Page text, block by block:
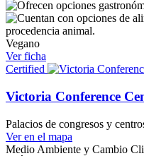
Vegano
Ver ficha
Certified
Victoria Conference
Palacios de congresos y
Ver en el mapa
Medio Ambiente y Cambio